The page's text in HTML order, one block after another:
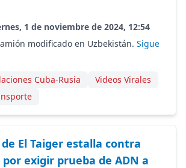
1 de noviembre de 2024, 12:54
modificado en Uzbekistán. Sigue
Cuba-Rusia
Videos Virales
El Taiger estalla contra
por exigir prueba de ADN a